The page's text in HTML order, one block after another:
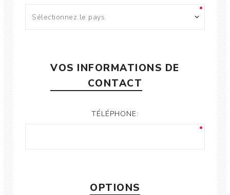
VOS INFORMATIONS DE
CONTACT
TÉLÉPHONE:
OPTIONS